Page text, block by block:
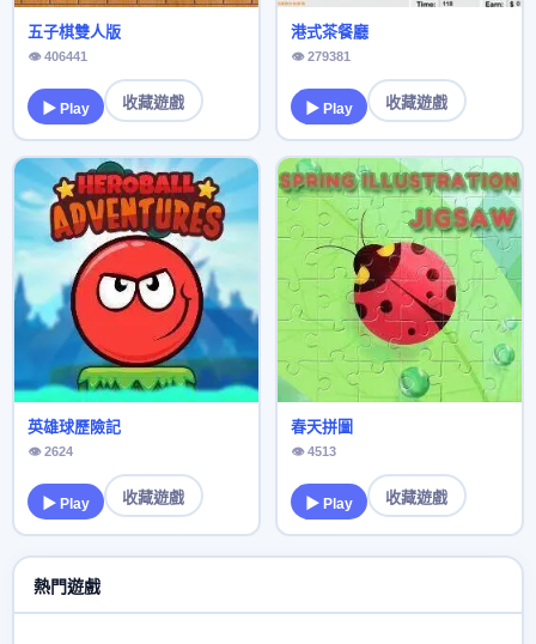
五子棋雙人版
👁 406441
▶ Play 收藏遊戲
港式茶餐廳
👁 279381
▶ Play 收藏遊戲
英雄球歷險記
👁 2624
▶ Play 收藏遊戲
春天拼圖
👁 4513
▶ Play 收藏遊戲
熱門遊戲